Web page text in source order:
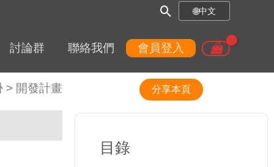
搜
框
🌐中文
討論群 聯絡我們 會員登入
> 開發計畫 分享本頁
目錄